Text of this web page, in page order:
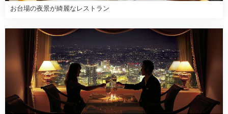
お台場の夜景が綺麗なレストラン